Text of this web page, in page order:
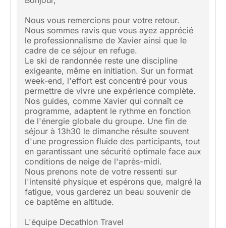
Nous vous remercions pour votre retour.
Nous sommes ravis que vous ayez apprécié
le professionnalisme de Xavier ainsi que le
cadre de ce séjour en refuge.
Le ski de randonnée reste une discipline
exigeante, même en initiation. Sur un format
week-end, l'effort est concentré pour vous
permettre de vivre une expérience complète.
Nos guides, comme Xavier qui connaît ce
programme, adaptent le rythme en fonction
de l'énergie globale du groupe. Une fin de
séjour à 13h30 le dimanche résulte souvent
d'une progression fluide des participants, tout
en garantissant une sécurité optimale face aux
conditions de neige de l'après-midi.
Nous prenons note de votre ressenti sur
l'intensité physique et espérons que, malgré la
fatigue, vous garderez un beau souvenir de
ce baptême en altitude.
L'équipe Decathlon Travel